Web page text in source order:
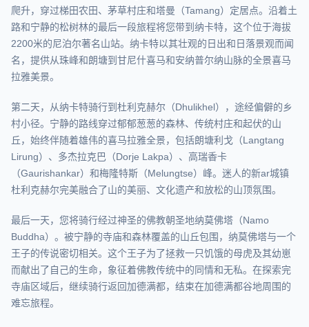
爬升，穿过梯田农田、茅草村庄和塔曼（Tamang）定居点。沿着土
路和宁静的松树林的最后一段旅程将您带到纳卡特，这个位于海拔
2200米的尼泊尔著名山站。纳卡特以其壮观的日出和日落景观而闻
名，提供从珠峰和朗塘到甘尼什喜马和安纳普尔纳山脉的全景喜马
拉雅美景。
第二天，从纳卡特骑行到杜利克赫尔（Dhulikhel），途经偏僻的乡
村小径。宁静的路线穿过郁郁葱葱的森林、传统村庄和起伏的山
丘，始终伴随着雄伟的喜马拉雅全景，包括朗塘利戈（Langtang
Lirung）、多杰拉克巴（Dorje Lakpa）、高瑞香卡
（Gaurishankar）和梅隆特斯（Melungtse）峰。迷人的新ar城镇
杜利克赫尔完美融合了山的美丽、文化遗产和放松的山顶氛围。
最后一天，您将骑行经过神圣的佛教朝圣地纳莫佛塔（Namo
Buddha）。被宁静的寺庙和森林覆盖的山丘包围，纳莫佛塔与一个
王子的传说密切相关。这个王子为了拯救一只饥饿的母虎及其幼崽
而献出了自己的生命，象征着佛教传统中的同情和无私。在探索完
寺庙区域后，继续骑行返回加德满都，结束在加德满都谷地周围的
难忘旅程。